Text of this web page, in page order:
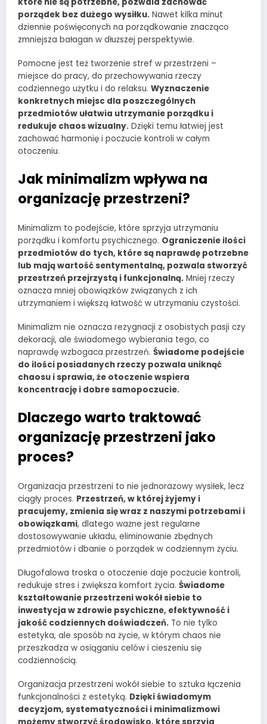
porządek bez dużego wysiłku. Nawet kilka minut
dziennie poświęconych na porządkowanie znacząco
zmniejsza bałagan w dłuższej perspektywie.
Pomocne jest też tworzenie stref w przestrzeni –
miejsce do pracy, do przechowywania rzeczy
codziennego użytku i do relaksu. Wyznaczenie
konkretnych miejsc dla poszczególnych
przedmiotów ułatwia utrzymanie porządku i
redukuje chaos wizualny. Dzięki temu łatwiej jest
zachować harmonię i poczucie kontroli w całym
otoczeniu.
Jak minimalizm wpływa na
organizację przestrzeni?
Minimalizm to podejście, które sprzyja utrzymaniu
porządku i komfortu psychicznego. Ograniczenie ilości
przedmiotów do tych, które są naprawdę potrzebne
lub mają wartość sentymentalną, pozwala stworzyć
przestrzeń przejrzystą i funkcjonalną. Mniej rzeczy
oznacza mniej obowiązków związanych z ich
utrzymaniem i większą łatwość w utrzymaniu czystości.
Minimalizm nie oznacza rezygnacji z osobistych pasji czy
dekoracji, ale świadomego wybierania tego, co
naprawdę wzbogaca przestrzeń. Świadome podejście
do ilości posiadanych rzeczy pozwala uniknąć
chaosu i sprawia, że otoczenie wspiera
koncentrację i dobre samopoczucie.
Dlaczego warto traktować
organizację przestrzeni jako
proces?
Organizacja przestrzeni to nie jednorazowy wysiłek, lecz
ciągły proces. Przestrzeń, w której żyjemy i
pracujemy, zmienia się wraz z naszymi potrzebami i
obowiązkami, dlatego ważne jest regularne
dostosowywanie układu, eliminowanie zbędnych
przedmiotów i dbanie o porządek w codziennym życiu.
Długofalowa troska o otoczenie daje poczucie kontroli,
redukuje stres i zwiększa komfort życia. Świadome
kształtowanie przestrzeni wokół siebie to
inwestycja w zdrowie psychiczne, efektywność i
jakość codziennych doświadczeń. To nie tylko
estetyka, ale sposób na życie, w którym chaos nie
przeszkadza w osiąganiu celów i cieszeniu się
codziennością.
Organizacja przestrzeni wokół siebie to sztuka łączenia
funkcjonalności z estetyką. Dzięki świadomym
decyzjom, systematyczności i minimalizmowi